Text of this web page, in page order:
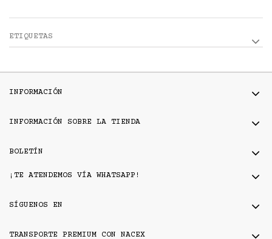
ETIQUETAS
INFORMACIÓN
INFORMACIÓN SOBRE LA TIENDA
BOLETÍN
¡TE ATENDEMOS VÍA WHATSAPP!
SÍGUENOS EN
TRANSPORTE PREMIUM CON NACEX